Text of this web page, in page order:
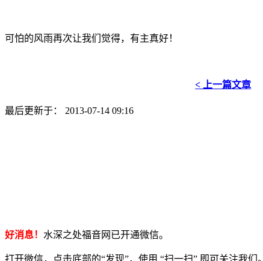
可怕的风雨再次让我们觉得，有主真好！
< 上一篇文章
最后更新于： 2013-07-14 09:16
好消息！ 水深之处福音网已开通微信。
打开微信，点击底部的“发现”，使用 “扫一扫” 即可关注我们。